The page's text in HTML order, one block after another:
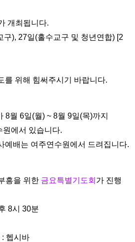
개최됩니다.
구), 27일(홀수교구 및 청년연합) [2
를 위해 힘써주시기 바랍니다.
8월 6일(월) ~ 8월 9일(목)까지
원에서 있습니다.
예배는 여주연수원에서 드려집니다.
흥을 위한 금요특별기도회 가 진행
8시 30분
: 헵시바